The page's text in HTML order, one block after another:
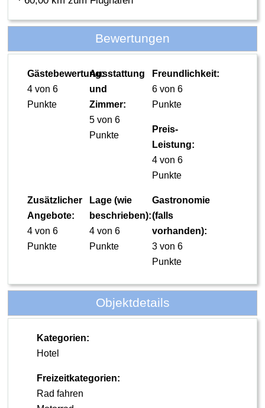
Bewertungen
Gästebewertung:
4 von 6
Punkte
Ausstattung
und
Zimmer:
5 von 6
Punkte
Freundlichkeit:
6 von 6
Punkte
Preis-
Leistung:
4 von 6
Punkte
Zusätzlicher
Angebote:
4 von 6
Punkte
Lage (wie
beschrieben):
4 von 6
Punkte
Gastronomie
(falls
vorhanden):
3 von 6
Punkte
Objektdetails
Kategorien:
Hotel
Freizeitkategorien:
Rad fahren